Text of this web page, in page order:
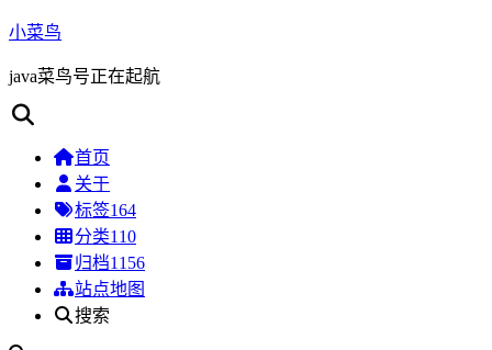
小菜鸟
java菜鸟号正在起航
首页
关于
标签164
分类110
归档1156
站点地图
搜索